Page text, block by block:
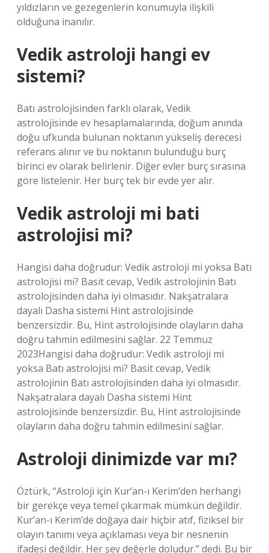
yıldızların ve gezegenlerin konumuyla ilişkili
olduğuna inanılır.
Vedik astroloji hangi ev
sistemi?
Batı astrolojisinden farklı olarak, Vedik
astrolojisinde ev hesaplamalarında, doğum anında
doğu ufkunda bulunan noktanın yükseliş derecesi
referans alınır ve bu noktanın bulunduğu burç
birinci ev olarak belirlenir. Diğer evler burç sırasına
göre listelenir. Her burç tek bir evde yer alır.
Vedik astroloji mi bati
astrolojisi mi?
Hangisi daha doğrudur: Vedik astroloji mi yoksa Batı
astrolojisi mi? Basit cevap, Vedik astrolojinin Batı
astrolojisinden daha iyi olmasıdır. Nakşatralara
dayalı Dasha sistemi Hint astrolojisinde
benzersizdir. Bu, Hint astrolojisinde olayların daha
doğru tahmin edilmesini sağlar. 22 Temmuz
2023Hangisi daha doğrudur: Vedik astroloji mi
yoksa Batı astrolojisi mi? Basit cevap, Vedik
astrolojinin Batı astrolojisinden daha iyi olmasıdır.
Nakşatralara dayalı Dasha sistemi Hint
astrolojisinde benzersizdir. Bu, Hint astrolojisinde
olayların daha doğru tahmin edilmesini sağlar.
Astroloji dinimizde var mı?
Öztürk, “Astroloji için Kur’an-ı Kerim’den herhangi
bir gerekçe veya temel çıkarmak mümkün değildir.
Kur’an-ı Kerim’de doğaya dair hiçbir atıf, fiziksel bir
olayın tanımı veya açıklaması veya bir nesnenin
ifadesi değildir. Her şey değerle doludur.” dedi. Bu bir